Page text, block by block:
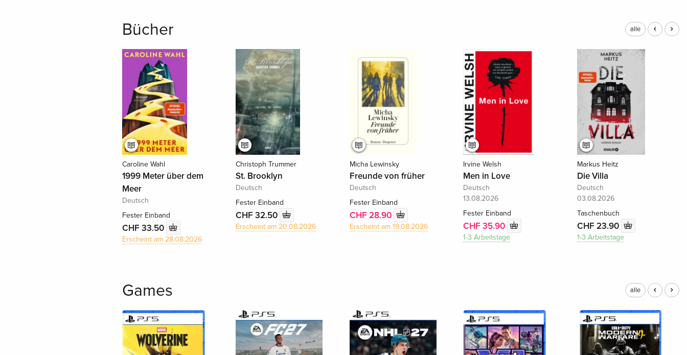
Bücher alle
Caroline Wahl
1999 Meter über dem
Meer
Deutsch
Fester Einband
CHF 33.50
Erscheint am 28.08.2026
Christoph Trummer
St. Brooklyn
Deutsch
Fester Einband
CHF 32.50
Erscheint am 20.08.2026
Micha Lewinsky
Freunde von früher
Deutsch
Fester Einband
CHF 28.90
Erscheint am 19.08.2026
Irvine Welsh
Men in Love
Deutsch
13.08.2026
Fester Einband
CHF 35.90
1-3 Arbeitstage
Markus Heitz
Die Villa
Deutsch
03.08.2026
Taschenbuch
CHF 23.90
1-3 Arbeitstage
Games alle